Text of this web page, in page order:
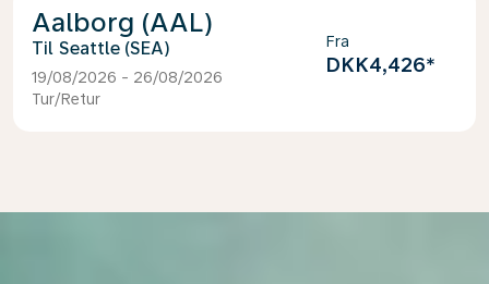
Aalborg (AAL)
Seattle (SEA)
19/08/2026 - 26/08/2026
Tur/Retur
Fra
DKK4,426*